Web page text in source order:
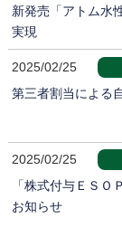
新発売「アトム水
実現
2025/02/25
第三者割当による
2025/02/25
「株式付与ＥＳ
お知らせ